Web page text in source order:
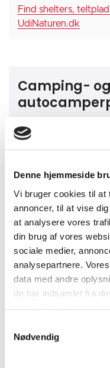
Denne hjemmeside
Vi bruger cookies til at
annoncer, til at vise
at analysere vores
din brug af vores
sociale medier,
analysepartnere.
data med andre
de har indsamlet fra
Nødvendig
Find shelters,
UdiNaturen.dk
Camping- og
Find overblikket
Destination
Find overblikket over
Destination
Natur og Miljø
29 45 92 19